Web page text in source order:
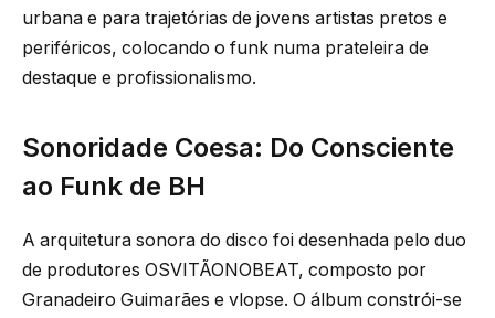
urbana e para trajetórias de jovens artistas pretos e
periféricos, colocando o funk numa prateleira de
destaque e profissionalismo.
Sonoridade Coesa: Do Consciente
ao Funk de BH
A arquitetura sonora do disco foi desenhada pelo duo
de produtores OSVITÃONOBEAT, composto por
Granadeiro Guimarães e vlopse. O álbum constrói-se